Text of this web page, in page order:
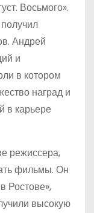
Восьмого».
Андрей
и
в котором
наград и
в карьере
режиссера,
фильмы. Он
Ростове»,
высокую